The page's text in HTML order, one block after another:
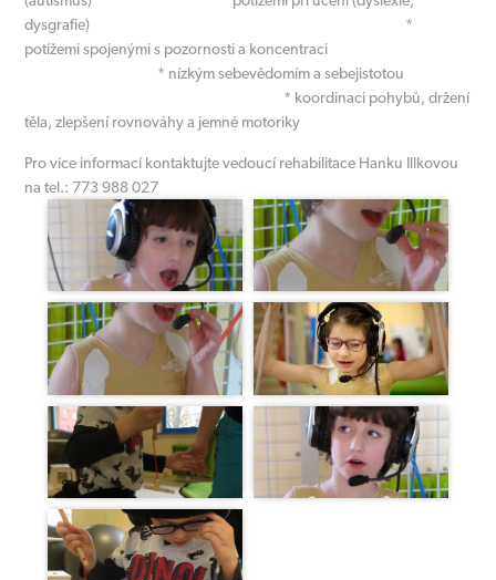
dysgrafie) *
potížemi spojenými s pozornosti a koncentraci
* nízkým sebevědomím a sebejistotou
* koordinaci pohybů, držení
těla, zlepšení rovnováhy a jemné motoriky
Pro více informací kontaktujte vedoucí rehabilitace Hanku Illkovou
na tel.: 773 988 027